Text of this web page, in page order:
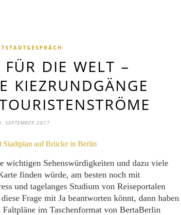
DIE WELT –
KIEZRUNDGÄNGE
SEPTEMBER 2017
wichtigen Sehenswürdigkeiten und dazu viele
finden würde, am besten noch mit
und tagelanges Studium von Reiseportalen
Frage mit Ja beantworten könnt, dann haben
im Taschenformat von BertaBerlin